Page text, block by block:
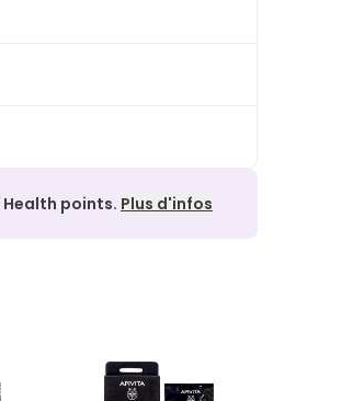
Health points. Plus d'infos